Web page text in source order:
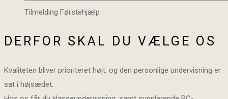
Tilmelding Førstehjælp
DERFOR SKAL DU VÆLGE OS
Kvaliteten bliver prioriteret højt, og den personlige undervisning er
sat i højsædet.